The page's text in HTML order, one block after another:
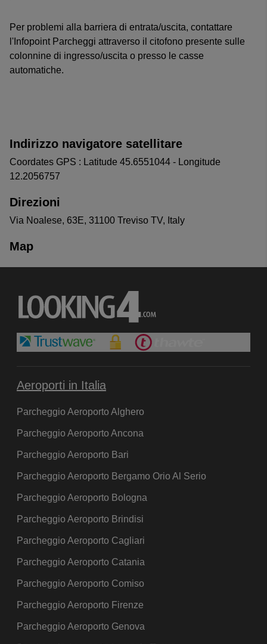
Per problemi alla barriera di entrata/uscita, contattare
l'Infopoint Parcheggi attraverso il citofono presente sulle
colonnine di ingresso/uscita o presso le casse
automatiche.
Indirizzo navigatore satellitare
Coordates GPS : Latitude 45.6551044 - Longitude
12.2056757
Direzioni
Via Noalese, 63E, 31100 Treviso TV, Italy
Map
Aeroporti in Italia
Parcheggio Aeroporto Alghero
Parcheggio Aeroporto Ancona
Parcheggio Aeroporto Bari
Parcheggio Aeroporto Bergamo Orio Al Serio
Parcheggio Aeroporto Bologna
Parcheggio Aeroporto Brindisi
Parcheggio Aeroporto Cagliari
Parcheggio Aeroporto Catania
Parcheggio Aeroporto Comiso
Parcheggio Aeroporto Firenze
Parcheggio Aeroporto Genova